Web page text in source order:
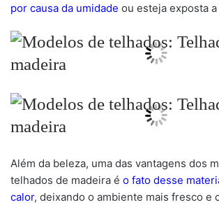
por causa da umidade ou esteja exposta
Além da beleza, uma das vantagens dos
telhados de madeira é o fato desse
calor, deixando o ambiente mais fresco e